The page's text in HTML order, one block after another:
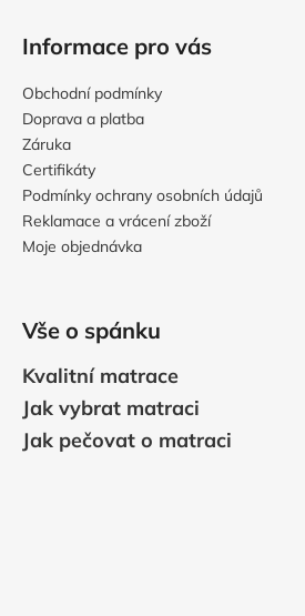
Informace pro vás
Obchodní podmínky
Doprava a platba
Záruka
Certifikáty
Podmínky ochrany osobních údajů
Reklamace a vrácení zboží
Moje objednávka
Vše o spánku
Kvalitní matrace
Jak vybrat matraci
Jak pečovat o matraci